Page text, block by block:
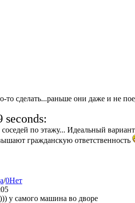
то сделать...раньше они даже и не
seconds:
по этажу... Идеальный
гражданскую ответственность
/0Нет
у самого машина во дворе